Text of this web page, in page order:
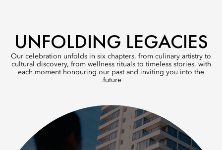
UNFOLDING LEGACIES
Our celebration unfolds in six chapters, from culinary artistry to
cultural discovery, from wellness rituals to timeless stories, with
each moment honouring our past and inviting you into the
future.